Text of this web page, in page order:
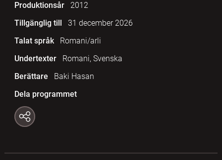
Produktionsår
2012
Tillgänglig till
31 december 2026
Talat språk
Romani/arli
Undertexter
Romani, Svenska
Berättare
Baki Hasan
Dela programmet